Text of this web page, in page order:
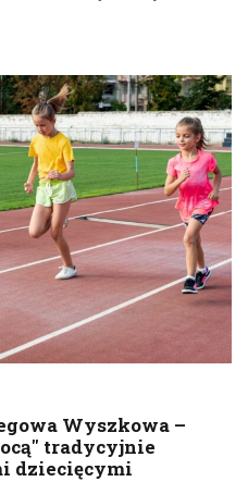
Wyszkowa –
tradycyjnie
dziecięcymi